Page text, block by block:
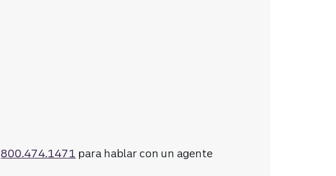
800.474.1471 para hablar con un agente